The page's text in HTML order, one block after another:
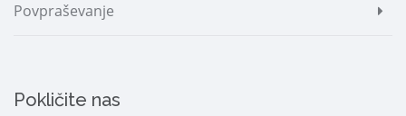
Povpraševanje
Pokličite nas